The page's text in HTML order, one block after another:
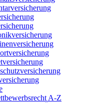
A-Z